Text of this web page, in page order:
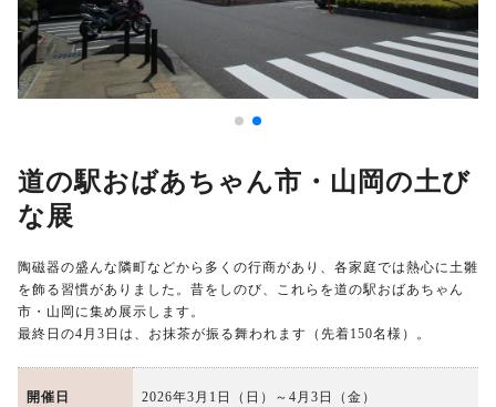
道の駅おばあちゃん市・山岡の土び
な展
陶磁器の盛んな隣町などから多くの行商があり、各家庭では熱心に土雛
を飾る習慣がありました。昔をしのび、これらを道の駅おばあちゃん
市・山岡に集め展示します。
最終日の4月3日は、お抹茶が振る舞われます（先着150名様）。
開催日 2026年3月1日（日）～4月3日（金）